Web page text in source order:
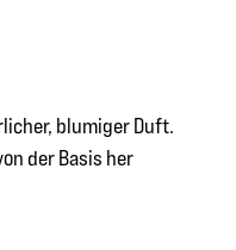
blumiger Duft.
der Basis her